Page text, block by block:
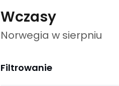
Wczasy
Norwegia w sierpniu
Filtrowanie